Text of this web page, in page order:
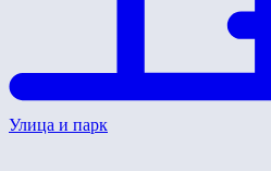
Улица и парк